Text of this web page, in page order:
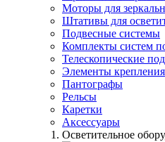
Моторы для
Штативы для
Подвесные системы
Комплекты систем
Телескопические
Элементы крепления
Пантографы
Рельсы
Каретки
Аксессуары
Осветительное